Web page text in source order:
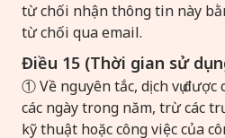
từ chối nhận thông tin này
từ chối qua email.
Điều 15 (Thời gian sử
① Về nguyên tắc, dịch vụ được
các ngày trong năm, trừ các
kỹ thuật hoặc công việc của